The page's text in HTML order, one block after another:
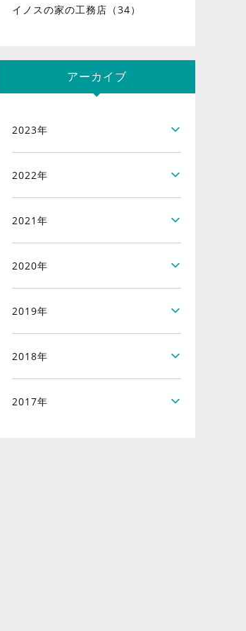
イノスの家の工務店（34）
アーカイブ
2023年
2022年
2021年
2020年
2019年
2018年
2017年